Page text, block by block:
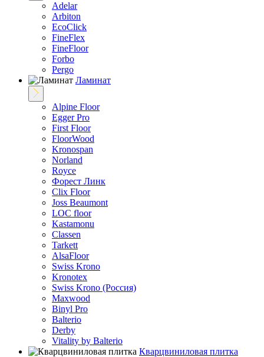
Adelar
Arbiton
EcoClick
FineFlex
FineFloor
Fоrbo
Pergo
Ламинат
Alpine Floor
Egger Pro
First Floor
FloorWood
Kronospan
Norland
Royce
Форест Линк
Clix Floor
Joss Beaumont
LOC floor
Kastamonu
Classen
Tarkett
AlsaFloor
Swiss Krono
Kronotex
Swiss Krono (Россия)
Maxwood
Binyl Pro
Balterio
Derby
Vitality by Balterio
Кварцвиниловая плитка